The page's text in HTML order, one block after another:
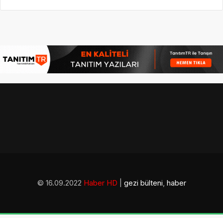
© 16.09.2022 Haber HD gezi bülteni, haber